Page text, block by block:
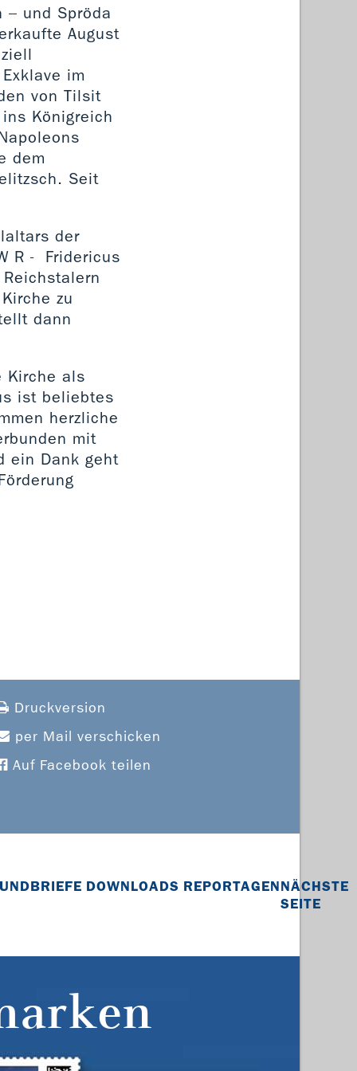
– und Spröda
August
im
von Tilsit
Königreich
dem
Seit
der
R - Fridericus
zu
dann
Kirche als
ist beliebtes
herzliche
mit
ein Dank geht
Druckversion
per Mail verschicken
Auf Facebook teilen
DOWNLOADS REPORTAGENNÄCHSTE
SEITE